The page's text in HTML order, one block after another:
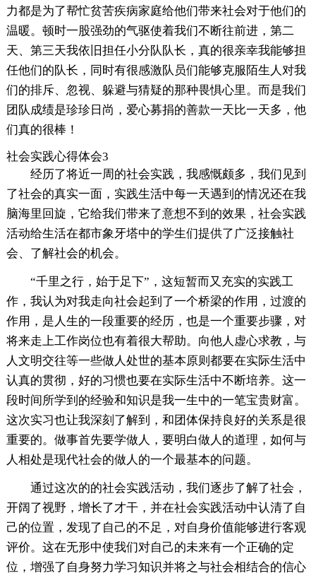
力都是为了帮忙贫苦疾病家庭给他们带来社会对于他们的
温暖。顿时一股强劲的气驱使着我们不断往前进，第二
天、第三天我依旧担任小分队队长，真的很亲幸我能够担
任他们的队长，同时有很感激队员们能够克服陌生人对我
们的排斥、忽视、躲避与猜疑的那种畏惧心里。而是我们
团队成绩是珍珍日尚，爱心募捐的善款一天比一天多，他
们真的很棒！
社会实践心得体会3
经历了将近一周的社会实践，我感慨颇多，我们见到
了社会的真实一面，实践生活中每一天遇到的情况还在我
脑海里回旋，它给我们带来了意想不到的效果，社会实践
活动给生活在都市象牙塔中的学生们提供了广泛接触社
会、了解社会的机会。
“千里之行，始于足下”，这短暂而又充实的实践工
作，我认为对我走向社会起到了一个桥梁的作用，过渡的
作用，是人生的一段重要的经历，也是一个重要步骤，对
将来走上工作岗位也有着很大帮助。向他人虚心求教，与
人文明交往等一些做人处世的基本原则都要在实际生活中
认真的贯彻，好的习惯也要在实际生活中不断培养。这一
段时间所学到的经验和知识是我一生中的一笔宝贵财富。
这次实习也让我深刻了解到，和团体保持良好的关系是很
重要的。做事首先要学做人，要明白做人的道理，如何与
人相处是现代社会的做人的一个最基本的问题。
通过这次的的社会实践活动，我们逐步了解了社会，
开阔了视野，增长了才干，并在社会实践活动中认清了自
己的位置，发现了自己的不足，对自身价值能够进行客观
评价。这在无形中使我们对自己的未来有一个正确的定
位，增强了自身努力学习知识并将之与社会相结合的信心